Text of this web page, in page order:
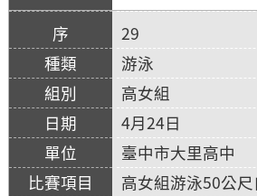
29
游泳
高女組
4月24日
臺中市大里高中
高女組游泳50公